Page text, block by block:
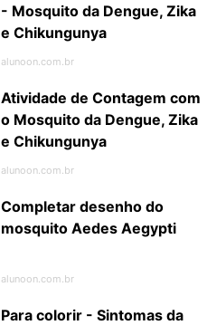
- Mosquito da Dengue, Zika
e Chikungunya
alunoon.com.br
Atividade de Contagem com
o Mosquito da Dengue, Zika
e Chikungunya
alunoon.com.br
Completar desenho do
mosquito Aedes Aegypti
alunoon.com.br
Para colorir - Sintomas da